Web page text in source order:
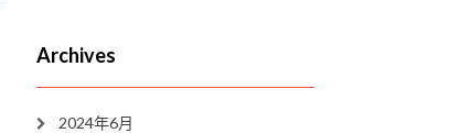
Archives
2024年6月